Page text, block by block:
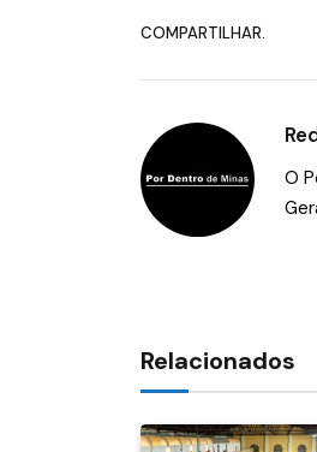
COMPARTILHAR.
O
Relacionados